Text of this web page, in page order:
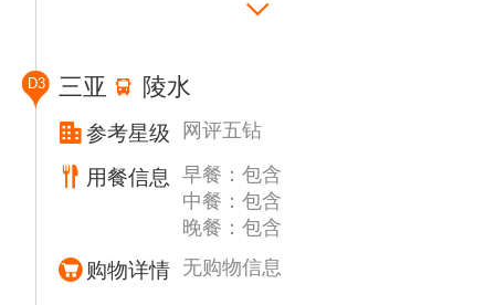
被称为“海上桃源”，漫步百年渔村或柔软洁白
都是愉悦和自在的气息。
网红珊瑚墙｜坐在矮矮的石墙上，面朝大海，
随手一拍超出片；
海上船型书屋｜风吹哪页读哪页，海风徐徐伴
百年古渔村｜感受原生态渔家风情，品味海岛
烟火；
乌龟滩｜唯美礁石浅滩，小众静谧超出片；
D3 三亚 陵水
参考星级 网评五钻
用餐信息
早餐：包含
中餐：包含
晚餐：包含
购物详情 无购物信息